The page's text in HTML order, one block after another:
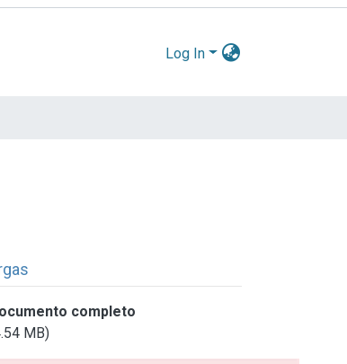
Log In
completo
MB)